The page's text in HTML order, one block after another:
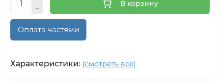
В корзину
Оплата частями
Характеристики: (смотреть все)